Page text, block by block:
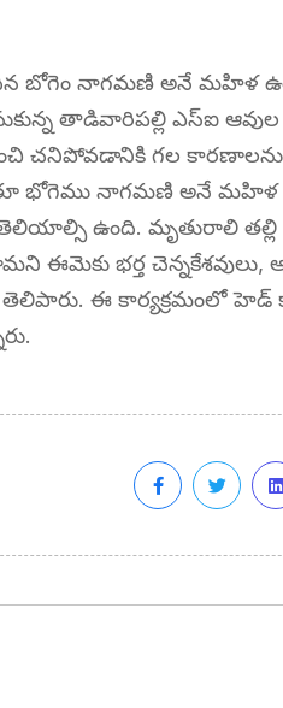
బోగెం నాగమణి అనే మహిళ
తాడివారిపల్లి ఎస్ఐ ఆవుల
చనిపోవడానికి గల కారణాలను
భోగెము నాగమణి అనే మహిళ
ఉంది. మృతురాలి తల్లి
ఈమెకు భర్త
తెలిపారు. ఈ కార్యక్రమంలో హెడ్